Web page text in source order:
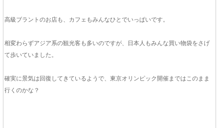
高級ブラントのお店も、カフェもみんなひとでいっぱいです。
相変わらずアジア系の観光客も多いのですが、日本人もみんな買い物袋をさげ
て歩いていました。
確実に景気は回復してきているようで、東京オリンピック開催まではこのまま
行くのかな？